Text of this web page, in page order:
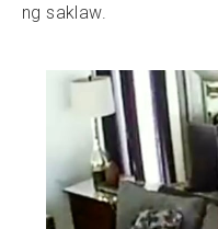
ng saklaw.